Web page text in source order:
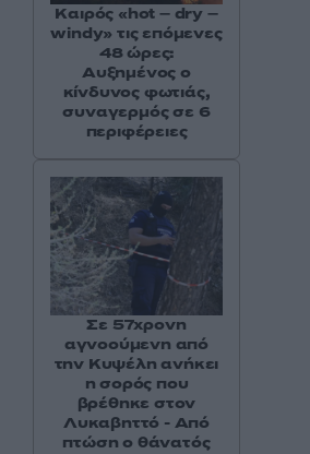
Καιρός «hot – dry –
windy» τις επόμενες
48 ώρες:
Αυξημένος ο
κίνδυνος φωτιάς,
συναγερμός σε 6
περιφέρειες
Σε 57χρονη
αγνοούμενη από
την Κυψέλη ανήκει
η σορός που
βρέθηκε στον
Λυκαβηττό - Από
πτώση ο θάνατός